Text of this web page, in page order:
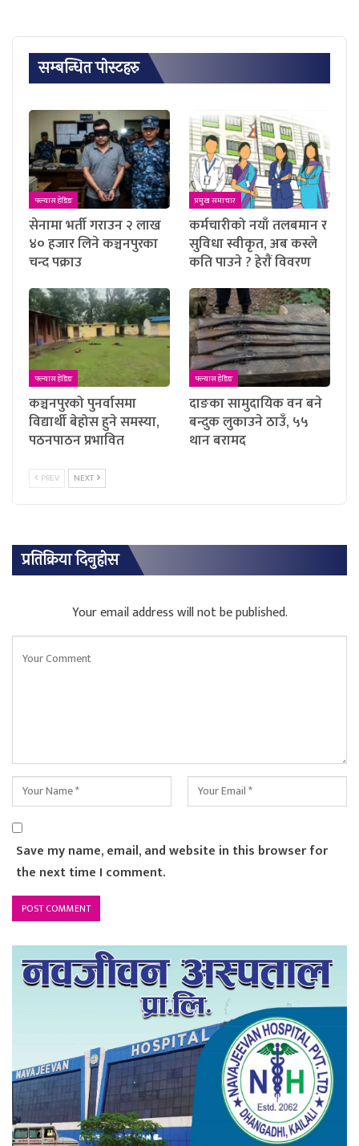
सम्बन्धित पाेस्टहरु
फ्ल्यास हेडिङ
सेनामा भर्ती गराउन २ लाख
४० हजार लिने कञ्चनपुरका
चन्द पक्राउ
प्रमुख समाचार
कर्मचारीको नयाँ तलबमान र
सुविधा स्वीकृत, अब कस्ले
कति पाउने ? हेराैं विवरण
फ्ल्यास हेडिङ
कञ्चनपुरको पुनर्वासमा
विद्यार्थी बेहोस हुने समस्या,
पठनपाठन प्रभावित
फ्ल्यास हेडिङ
दाङका सामुदायिक वन बने
बन्दुक लुकाउने ठाउँ, ५५
थान बरामद
PREV NEXT
प्रतिक्रिया दिनुहोस
Your email address will not be published.
Save my name, email, and website in this browser for
the next time I comment.